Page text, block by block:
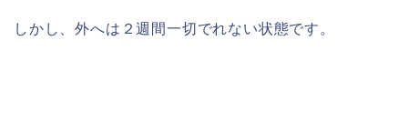
しかし、外へは２週間一切でれない状態です。